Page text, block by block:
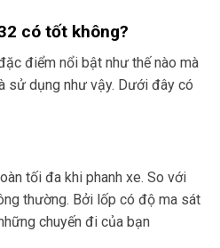
có tốt không?
điểm nổi bật như thế nào mà
sử dụng như vậy. Dưới đây có
tối đa khi phanh xe. So với
thường. Bởi lốp có độ ma sát
chuyến đi của bạn